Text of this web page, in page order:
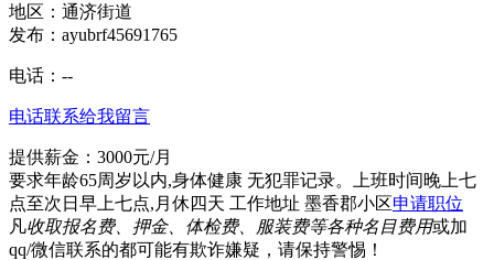
地区：通济街道
发布：ayubrf45691765
电话： --
电话联系给我留言
提供薪金：3000元/月
要求年龄65周岁以内,身体健康 无犯罪记录。上班时间晚上七
点至次日早上七点,月休四天 工作地址 墨香郡小区申请职位
凡收取报名费、押金、体检费、服装费等各种名目费用或加
qq/微信联系的都可能有欺诈嫌疑，请保持警惕！